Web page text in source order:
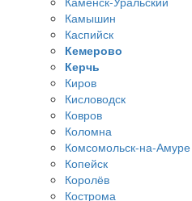
Камышин
Каспийск
Кемерово
Керчь
Киров
Кисловодск
Ковров
Коломна
Комсомольск-на-Амуре
Копейск
Королёв
Кострома